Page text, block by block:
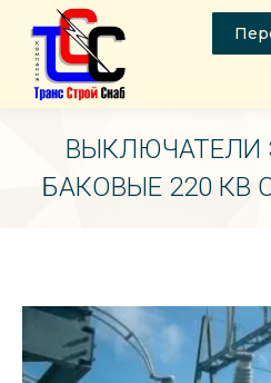
ВЫКЛЮЧАТЕЛИ
БАКОВЫЕ 220 КВ